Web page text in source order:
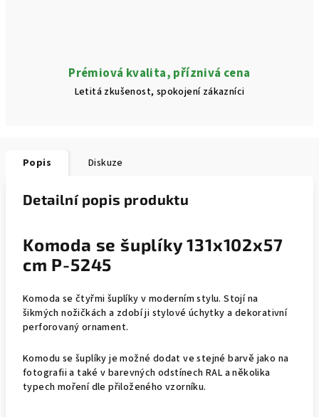
Prémiová kvalita, příznivá cena
Letitá zkušenost, spokojení zákazníci
Popis Diskuze
Detailní popis produktu
Komoda se šuplíky 131x102x57
cm P-5245
Komoda se čtyřmi šuplíky v moderním stylu. Stojí na
šikmých nožičkách a zdobí ji stylové úchytky a dekorativní
perforovaný ornament.
Komodu se šuplíky je možné dodat ve stejné barvě jako na
fotografii a také v barevných odstínech RAL a několika
typech moření dle přiloženého vzorníku.